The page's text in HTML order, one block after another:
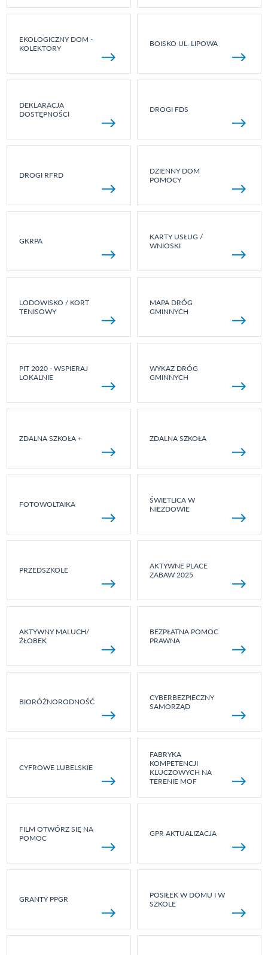
EKOLOGICZNY DOM -
KOLEKTORY
BOISKO UL. LIPOWA
DEKLARACJA
DOSTĘPNOŚCI
DROGI FDS
DROGI RFRD
DZIENNY DOM
POMOCY
GKRPA
KARTY USŁUG /
WNIOSKI
LODOWISKO / KORT
TENISOWY
MAPA DRÓG
GMINNYCH
PIT 2020 - WSPIERAJ
LOKALNIE
WYKAZ DRÓG
GMINNYCH
ZDALNA SZKOŁA + ZDALNA SZKOŁA
FOTOWOLTAIKA
ŚWIETLICA W
NIEZDOWIE
PRZEDSZKOLE
AKTYWNE PLACE
ZABAW 2025
AKTYWNY MALUCH/
ŻŁOBEK
BEZPŁATNA POMOC
PRAWNA
BIORÓŻNORODNOŚĆ
CYBERBEZPIECZNY
SAMORZĄD
CYFROWE LUBELSKIE
FABRYKA
KOMPETENCJI
KLUCZOWYCH NA
TERENIE MOF
FILM OTWÓRZ SIĘ NA
POMOC
GPR AKTUALIZACJA
GRANTY PPGR
POSIŁEK W DOMU I W
SZKOLE